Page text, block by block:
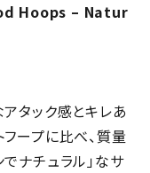
Hoops – Natur
タック感とキレあ
ープに比べ、質量
ナチュラル」なサ